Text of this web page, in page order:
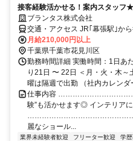
接客経験活かせる！案内スタッフ
ブランタス株式会社
交通・アクセス JR｢幕張駅｣か
月給210,000円以上
千葉県千葉市花見川区
勤務時間詳細 実働時間：1日あ
り21日 〜 22日 ＜月・火・木
曜は隔週で出勤 （社内カレンダ
仕事内容
験”も活かせます◎ インテリア
麗なショール...
業界未経験者歓迎 フリーター歓迎 学